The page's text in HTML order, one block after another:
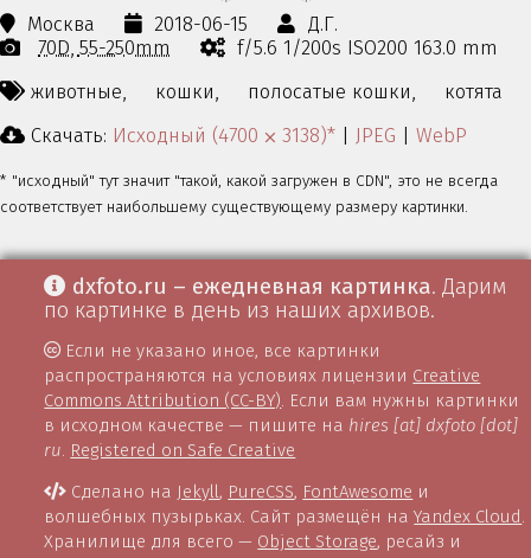
Москва 2018-06-15
Д.Г.
70D 55-250mm
f/5.6 1/200s ISO200 163.0 mm
животные,
кошки, полосатые кошки,
котята
Скачать: Исходный (4700 ⨉ 3138)* | JPEG | WebP
* "исходный" тут значит "такой, какой загружен в CDN", это не всегда
соответствует наибольшему существующему размеру картинки.
dxfoto.ru – ежедневная картинка. Дарим
по картинке в день из наших архивов.
Если не указано иное, все картинки
распространяются на условиях лицензии Creative
Commons Attribution (CC-BY). Если вам нужны картинки
в исходном качестве — пишите на hires [at] dxfoto [dot]
ru. Registered on Safe Creative
Сделано на Jekyll, PureCSS, FontAwesome и
волшебных пузырьках. Сайт размещён наYandex Cloud
Хранилище для всего — Object Storage, ресайз и